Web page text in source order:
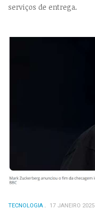
serviços de entrega.
TECNOLOGIA 17 JANEIRO 2025